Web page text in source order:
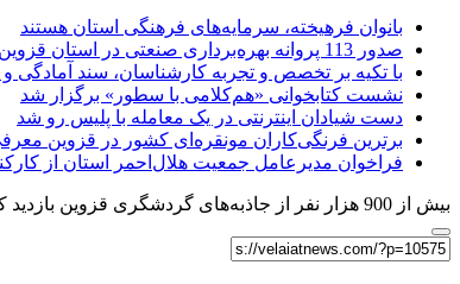
بانوان فرهیخته، سرمایه‌های فرهنگی استان هستند
صدور 113 پروانه بهره‌برداری صنعتی در استان قزوین
با تکیه بر تخصص و تجربه کارشناسان، سند آمادگی و
نشست کتابخوانی «هم‌کلامی با سطور» برگزار شد
دست شیادان اینترنتی در یک معامله با پلیس رو شد
برترین فرنگی‌کاران مونقره‌ای کشور در قزوین
فراخوان مدیرعامل جمعیت هلال‌احمر استان از
بیش از 900 هزار نفر از جاذبه‌های گردشگری قزوین بازدید کردند